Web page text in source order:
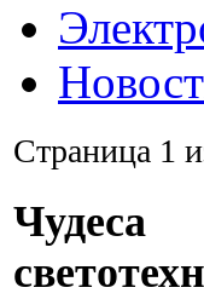
Страница 1
Чудеса